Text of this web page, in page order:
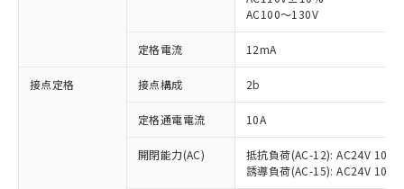
AC100～130V
定格電流 12mA
接点定格 接点構成 2b
定格通電電流 10A
開閉能力(AC)
抵抗負荷(AC-12): AC24V 10A/
誘導負荷(AC-15): AC24V
ご利用条件
以下の条件をお読みいただき、同意のうえ
対応済み：EU RoHS指令（10物質）の
非含有に対応した製品が提供可能な商品で
対応予定：EU RoHS指令（10物質）の非含
有に対応した製品に切り替える予定のある
対応予定なし：EU RoHS指令（10物質）の
非含有に非対応の商品で、対応品を出す予